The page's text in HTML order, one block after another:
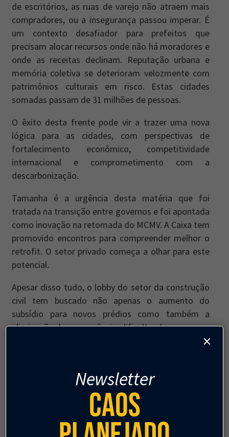
de escritórios, as ruas de varejo não atraem mais
compradores, ou a insegurança passou imperar. É
um contexto desafiador para prefeitos que
precisam alocar recursos onde não há moradores e
onde as receitas declinam. Reputação urbana e
memória coletiva se deterioram velozmente com
patrimônios culturais em risco. Estas cidades
somadas passam de 31 milhões de pessoas.
O êxito desta frente pode vir a trazer uma nova
lógica para as cidades, com perspectivas de
fortalecimento econômico, competitividade
internacional e comprometimento com a
descarbonização.
Tamanha é a urgência desta matéria que foi
tratada na transição entre governos e foi apontada
como inovação na retomada do MCMV. A Caixa tem
promovido encontros para compreender melhor o
retrofit. O setor privado começa a olhar para este
potencial.
Apesar disso tudo, o lobby do setor da construção
civil tem buscado não apenas o aumento do
subsídio para novos prédios como também a
eliminação da concorrência, dificultando o acesso a
imóveis existentes. Alegando que cria empregos ao
reforma não criasse empregos também, com a
geração de melhores externalidades econômicas
Desde a retomada do PMCMV, a construção civil
Newsletter
Caos
×